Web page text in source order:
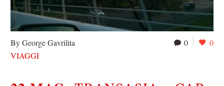
0 0
By George Gavrilita
VIAGGI